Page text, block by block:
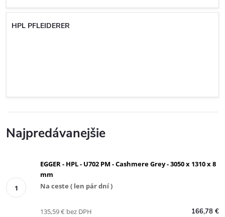
HPL PFLEIDERER
Najpredávanejšie
EGGER - HPL - U702 PM - Cashmere Grey - 3050 x 1310 x 8
mm
Na ceste ( len pár dní )
166,78 €
135,59 € bez DPH